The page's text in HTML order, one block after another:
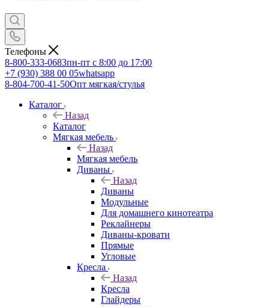
Телефоны
8-800-333-0683пн-пт с 8:00 до 17:00
+7 (930) 388 00 05whatsapp
8-804-700-41-50Опт мягкая/стулья
Каталог
Назад
Каталог
Мягкая мебель
Назад
Мягкая мебель
Диваны
Назад
Диваны
Модульные
Для домашнего кинотеатра
Реклайнеры
Диваны-кровати
Прямые
Угловые
Кресла
Назад
Кресла
Глайдеры